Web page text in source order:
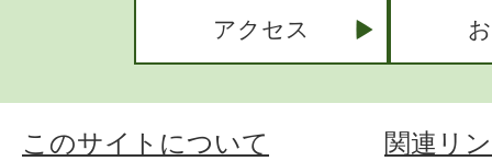
アクセス
このサイトについて
関連リ